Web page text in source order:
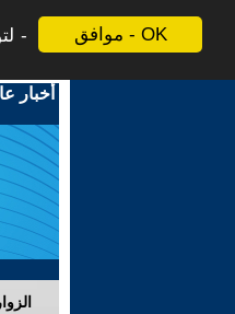
موافق - OK
أخبار
الزوار